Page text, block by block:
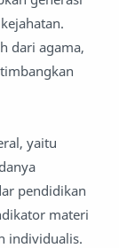
dari agama,
yaitu
pendidikan
materi
individualis.